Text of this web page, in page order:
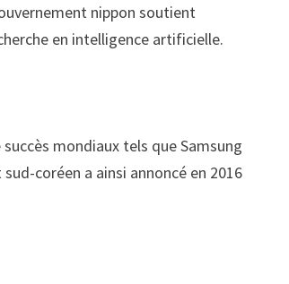
nippon soutient
en intelligence artificielle.
mondiaux tels que Samsung
coréen a ainsi annoncé en 2016